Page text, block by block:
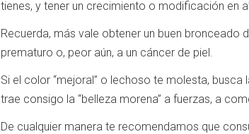
tienes, y tener un crecimiento o modificación en
Recuerda, más vale obtener un buen bronceado
prematuro o, peor aún, a un cáncer de piel.
Si el color “mejoral” o lechoso te molesta,
trae consigo la “belleza morena” a fuerzas, a
De cualquier manera te recomendamos que